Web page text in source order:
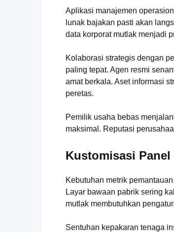
Aplikasi manajemen
lunak bajakan pasti akan
data korporat mutlak menjadi
Kolaborasi strategis dengan
paling tepat. Agen resmi
amat berkala. Aset informasi
peretas.
Pemilik usaha bebas
maksimal. Reputasi
Kustomisasi
Kebutuhan metrik
Layar bawaan pabrik sering
mutlak membutuhkan
Sentuhan kepakaran tenaga